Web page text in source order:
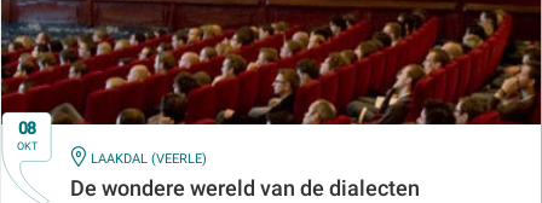
08
OKT
IN
LAAKDAL (VEERLE)
De wondere wereld van de dialecten